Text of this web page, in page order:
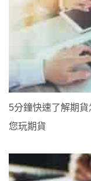
5分鐘快速了解期
您玩期貨